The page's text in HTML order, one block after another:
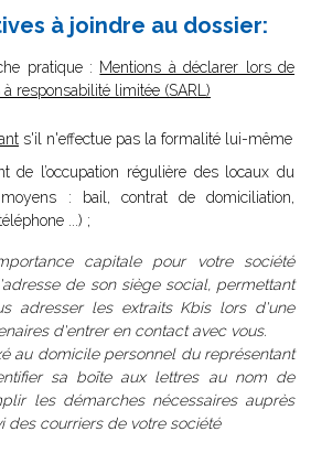
à joindre au dossier:
pratique : Mentions à déclarer lors de
à responsabilité limitée (SARL)
s'il n'effectue pas la formalité lui-même
de l’occupation régulière des locaux du
: bail, contrat de domiciliation,
...) ;
capitale pour votre société
de son siège social, permettant
adresser les extraits Kbis lors d'une
d'entrer en contact avec vous.
au domicile personnel du représentant
sa boîte aux lettres au nom de
les démarches nécessaires auprès
des courriers de votre société